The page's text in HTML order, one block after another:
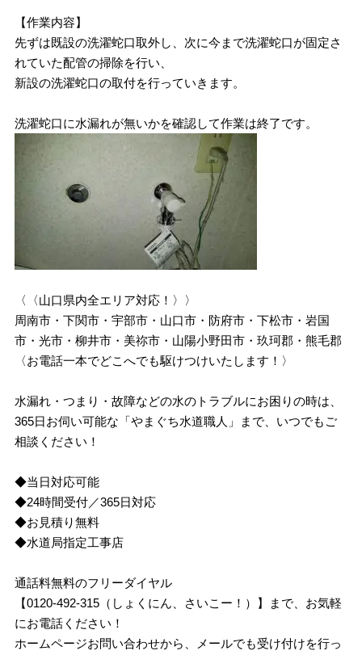
【作業内容】
先ずは既設の洗濯蛇口取外し、次に今まで洗濯蛇口が固定さ
れていた配管の掃除を行い、
新設の洗濯蛇口の取付を行っていきます。
洗濯蛇口に水漏れが無いかを確認して作業は終了です。
〈〈山口県内全エリア対応！〉〉
周南市・下関市・宇部市・山口市・防府市・下松市・岩国
市・光市・柳井市・美祢市・山陽小野田市・玖珂郡・熊毛郡
〈お電話一本でどこへでも駆けつけいたします！〉
水漏れ・つまり・故障などの水のトラブルにお困りの時は、
365日お伺い可能な「やまぐち水道職人」まで、いつでもご
相談ください！
◆当日対応可能
◆24時間受付／365日対応
◆お見積り無料
◆水道局指定工事店
通話料無料のフリーダイヤル
【0120-492-315（しょくにん、さいこー！）】まで、お気軽
にお電話ください！
ホームページお問い合わせから、メールでも受け付けを行っ